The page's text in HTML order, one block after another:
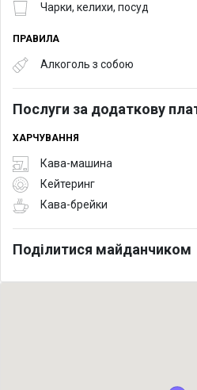
Чарки, келихи, посуд
ПРАВИЛА
Алкоголь з собою
Послуги за додаткову
ХАРЧУВАННЯ
Кава-машина
Кейтеринг
Кава-брейки
Поділитися майданчиком